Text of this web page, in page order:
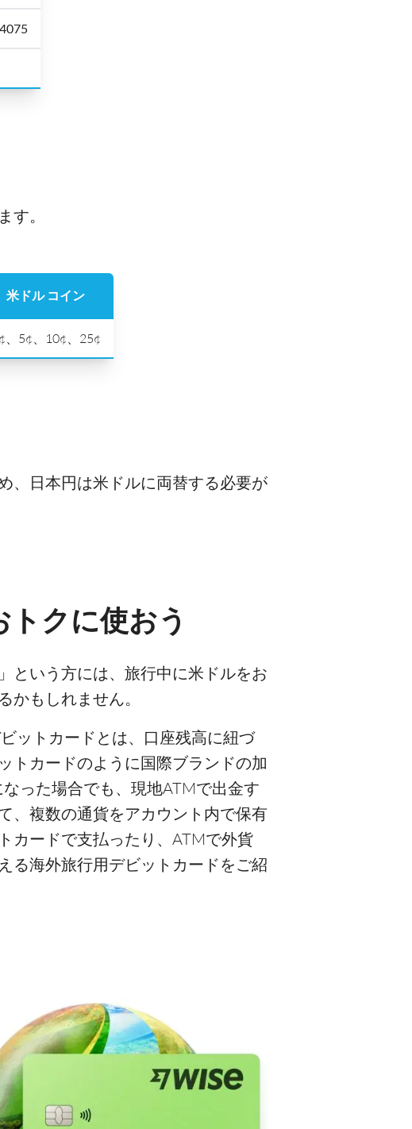
す。
米ドル コイン
、5¢、10¢、25¢
、日本円は米ドルに両替する必要が
クに使おう
という方には、旅行中に米ドルをお
かもしれません。
ットカードとは、口座残高に紐づ
トカードのように国際ブランドの加
った場合でも、現地ATMで出金す
、複数の通貨をアカウント内で保有
カードで支払ったり、ATMで外貨
る海外旅行用デビットカードをご紹